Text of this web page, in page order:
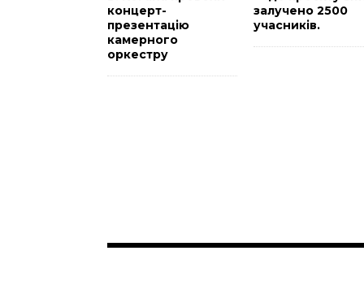
концерт-
презентацію
камерного
оркестру
залучено 2500
учасників.